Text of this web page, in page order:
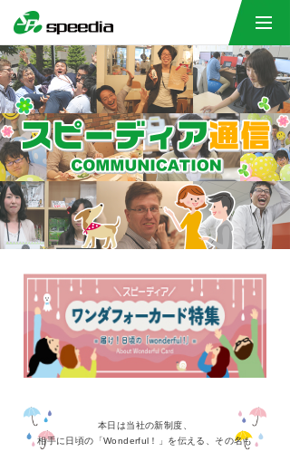
本日は当社の新制度、
相手に日頃の「Wonderful！」を伝える、その名も